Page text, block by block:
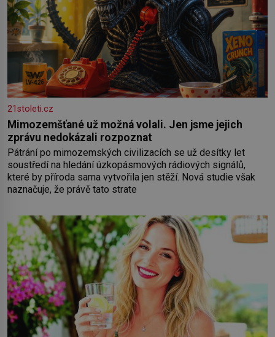
21stoleti.cz
Mimozemšťané už možná volali. Jen jsme jejich
zprávu nedokázali rozpoznat
Pátrání po mimozemských civilizacích se už desítky let
soustředí na hledání úzkopásmových rádiových signálů,
které by příroda sama vytvořila jen stěží. Nová studie však
naznačuje, že právě tato strate